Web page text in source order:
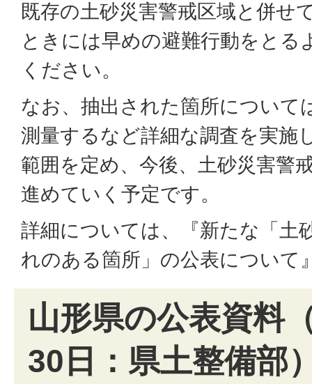
既存の土砂災害警戒区域と併せ
ときには早めの避難行動をとる
ください。
なお、抽出された箇所について
測量するなど詳細な調査を実施
範囲を定め、今後、土砂災害警
進めていく予定です。
詳細については、『新たな「土
れのある箇所」の公表について
山形県の公表資料
30日：県土整備部